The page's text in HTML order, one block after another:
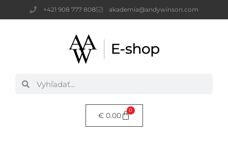
+421 908 777 808 akademia@andywinson.com
€0.00
0